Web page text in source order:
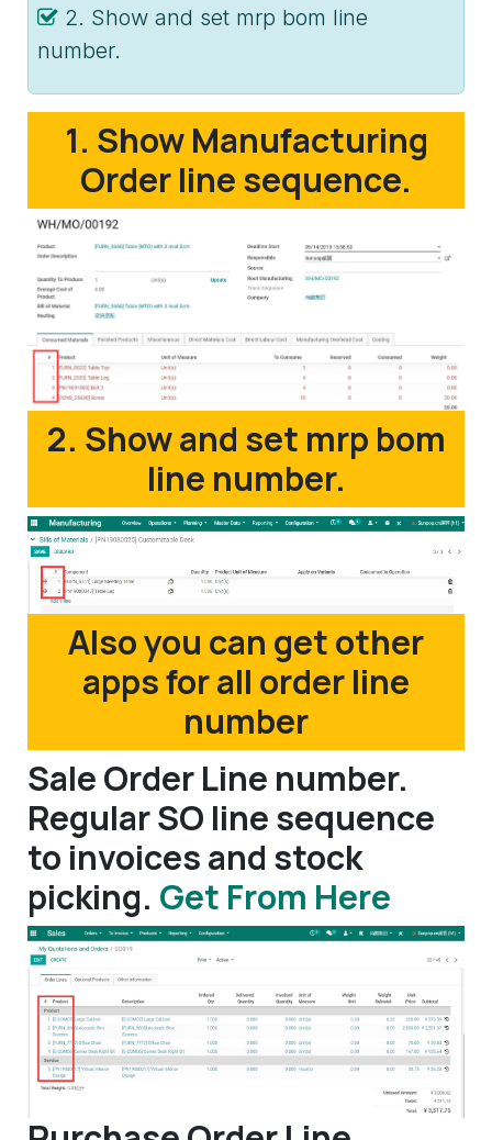
2. Show and set mrp bom line
number.
1. Show Manufacturing
Order line sequence.
2. Show and set mrp bom
line number.
Also you can get other
apps for all order line
number
Sale Order Line number.
Regular SO line sequence
to invoices and stock
picking. Get From Here